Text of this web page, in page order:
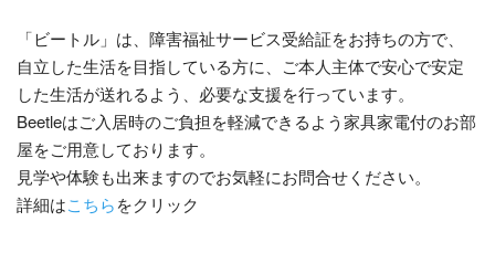
「ビートル」は、障害福祉サービス受給証をお持ちの方で、
自立した生活を目指している方に、ご本人主体で安心で安定
した生活が送れるよう、必要な支援を行っています。
Beetleはご入居時のご負担を軽減できるよう家具家電付のお部
屋をご用意しております。
見学や体験も出来ますのでお気軽にお問合せください。
詳細はこちらをクリック